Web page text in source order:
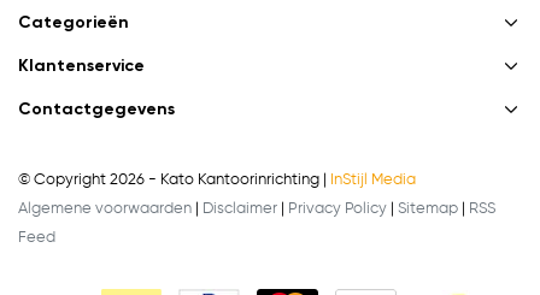
Categorieën
Klantenservice
Contactgegevens
© Copyright 2026 - Kato Kantoorinrichting |
InStijl Media
Algemene voorwaarden
Disclaimer Privacy Policy Sitemap
RSS
Feed